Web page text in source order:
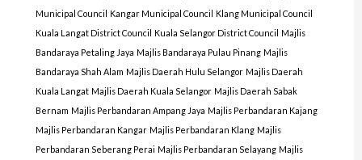
Municipal Council Kangar Municipal Council Klang Municipal Council
Kuala Langat District Council Kuala Selangor District Council Majlis
Bandaraya Petaling Jaya Majlis Bandaraya Pulau Pinang Majlis
Bandaraya Shah Alam Majlis Daerah Hulu Selangor Majlis Daerah
Kuala Langat Majlis Daerah Kuala Selangor Majlis Daerah Sabak
Bernam Majlis Perbandaran Ampang Jaya Majlis Perbandaran Kajang
Majlis Perbandaran Kangar Majlis Perbandaran Klang Majlis
Perbandaran Seberang Perai Majlis Perbandaran Selayang Majlis